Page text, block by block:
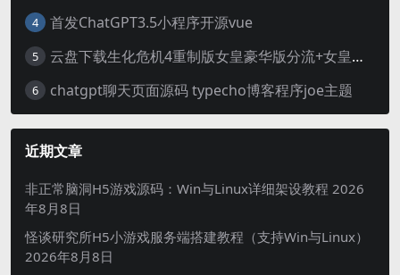
4 首发ChatGPT3.5小程序开源vue
5 云盘下载生化危机4重制版女皇豪华版分流+女皇学习补丁+修改器 解压即玩【阿里云盘】
6 chatgpt聊天页面源码 typecho博客程序joe主题
近期文章
非正常脑洞H5游戏源码：Win与Linux详细架设教程 2026
年8月8日
怪谈研究所H5小游戏服务端搭建教程（支持Win与Linux）
2026年8月8日